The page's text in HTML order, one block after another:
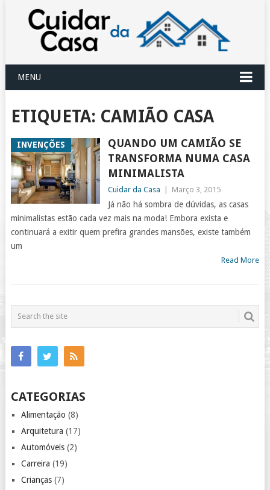
MENU
ETIQUETA: CAMIÃO CASA
INVENÇÕES
QUANDO UM CAMIÃO SE
TRANSFORMA NUMA CASA
MINIMALISTA
Cuidar da Casa Março 3, 2015
Já não há sombra de dúvidas, as casas
minimalistas estão cada vez mais na moda! Embora exista e
continuará a exitir quem prefira grandes mansões, existe também
um
Read More
CATEGORIAS
Alimentação (8)
Arquitetura (17)
Automóveis(2)
Carreira (19)
Crianças(7)